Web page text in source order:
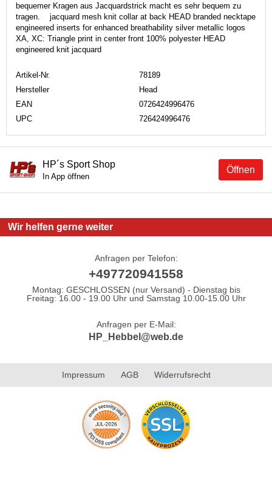
bequemer Kragen aus Jacquardstrick macht es sehr bequem zu
tragen. jacquard mesh knit collar at back HEAD branded necktape
engineered inserts for enhanced breathability silver metallic logos
XA, XC: Triangle print in center front 100% polyester HEAD
engineered knit jacquard
Artikel-Nr.
78189
Hersteller
Head
EAN
0726424996476
UPC
726424996476
Öffnen
HP´s Sport Shop
In App öffnen
Wir helfen gerne weiter
Anfragen per Telefon:
+497720941558
Montag: GESCHLOSSEN (nur Versand) - Dienstag bis
Freitag: 16.00 - 19.00 Uhr und Samstag 10.00-15.00 Uhr
Anfragen per E-Mail:
HP_Hebbel@web.de
Impressum AGB Widerrufsrecht